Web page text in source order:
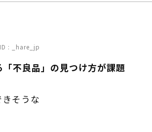
ID : _hare_jp
不良品」の見つけ方が課題
そうな